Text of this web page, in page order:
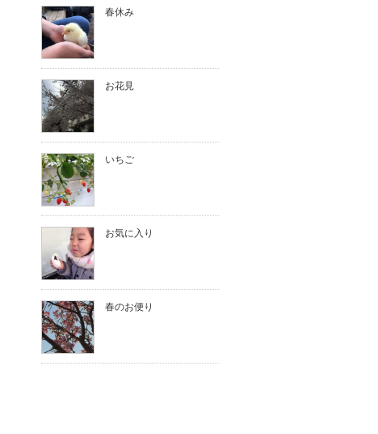
春休み
お花見
いちご
お気に入り
春のお便り